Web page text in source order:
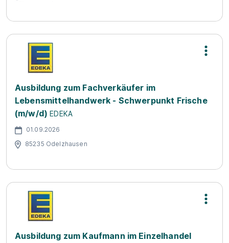
Ausbildung zum Fachverkäufer im
Lebensmittelhandwerk - Schwerpunkt Frische
(m/w/d) EDEKA
01.09.2026
85235 Odelzhausen
Ausbildung zum Kaufmann im Einzelhandel